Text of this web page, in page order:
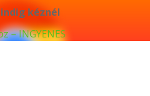
kéznél
– INGYENES